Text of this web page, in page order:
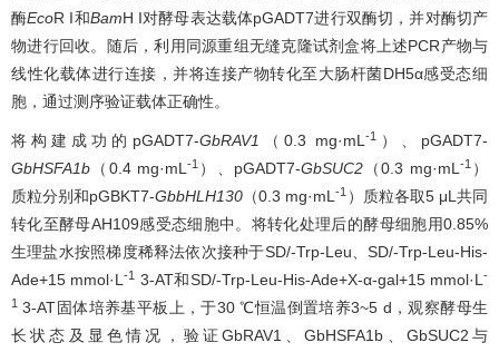
酶EcoR I和BamH I对酵母表达载体pGADT7进行双酶切，并对酶切产
物进行回收。随后，利用同源重组无缝克隆试剂盒将上述PCR产物与
线性化载体进行连接，并将连接产物转化至大肠杆菌DH5α感受态细
胞，通过测序验证载体正确性。
将构建成功的pGADT7-GbRAV1 （0.3 mg·mL -1）、pGADT7-
GbHSFA1b （0.4 mg·mL -1）、pGADT7-GbSUC2（0.3 mg·mL -1）
质粒分别和pGBKT7-GbbHLH130 （0.3 mg·mL-1 ）质粒各取5 μL共同
转化至酵母AH109感受态细胞中。将转化处理后的酵母细胞用0.85%
生理盐水按照梯度稀释法依次接种于SD/-Trp-Leu、SD/-Trp-Leu-His-
Ade+15 mmol·L-1 3-AT和SD/-Trp-Leu-His-Ade+X-α-gal+15 mmol·L-
1 3-AT固体培养基平板上，于30 ℃恒温倒置培养3~5 d，观察酵母生
长状态及显色情况，验证GbRAV1、GbHSFA1b、GbSUC2与